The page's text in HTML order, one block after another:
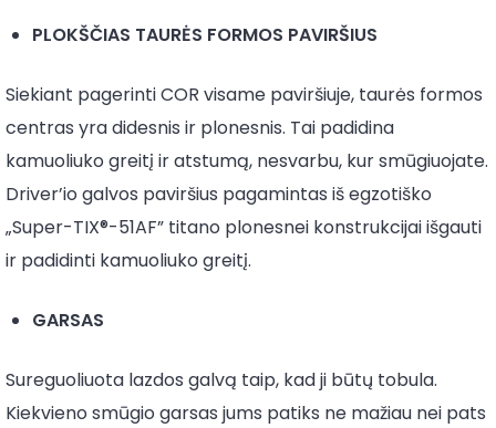
PLOKŠČIAS TAURĖS FORMOS PAVIRŠIUS
Siekiant pagerinti COR visame paviršiuje, taurės formos
centras yra didesnis ir plonesnis. Tai padidina
kamuoliuko greitį ir atstumą, nesvarbu, kur smūgiuojate.
Driver’io galvos paviršius pagamintas iš egzotiško
„Super-TIX®-51AF” titano plonesnei konstrukcijai išgauti
ir padidinti kamuoliuko greitį.
GARSAS
Sureguoliuota lazdos galvą taip, kad ji būtų tobula.
Kiekvieno smūgio garsas jums patiks ne mažiau nei pats